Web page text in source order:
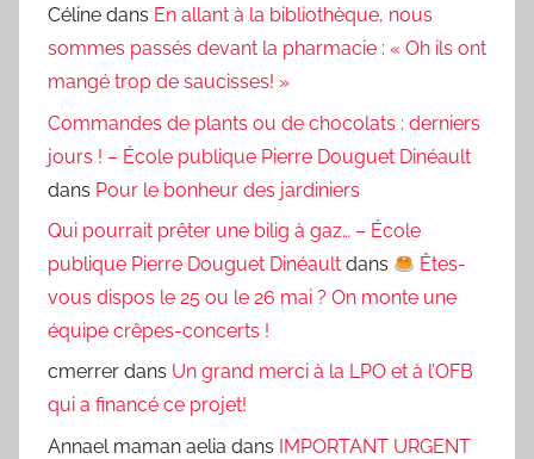
Céline dans En allant à la bibliothèque, nous
sommes passés devant la pharmacie : « Oh ils ont
mangé trop de saucisses! »
Commandes de plants ou de chocolats : derniers
jours ! – École publique Pierre Douguet Dinéault
dans Pour le bonheur des jardiniers
Qui pourrait prêter une bilig à gaz… – École
publique Pierre Douguet Dinéault dans
Êtes-
vous dispos le 25 ou le 26 mai ? On monte une
équipe crêpes-concerts !
cmerrer dans Un grand merci à la LPO et à l’OFB
qui a financé ce projet!
Annael maman aelia dans IMPORTANT URGENT